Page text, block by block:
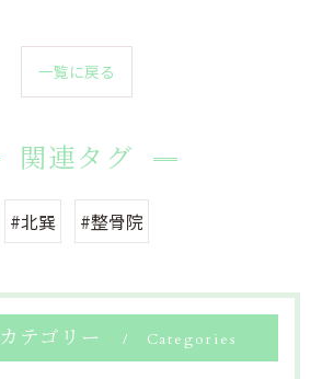
一覧に戻る
関連タグ
#北巽 #整骨院
カテゴリー Categories